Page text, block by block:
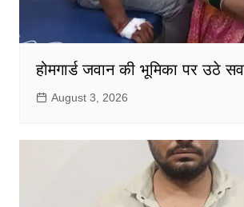
होमगार्ड जवान की भूमिका पर उठे
August 3, 2026